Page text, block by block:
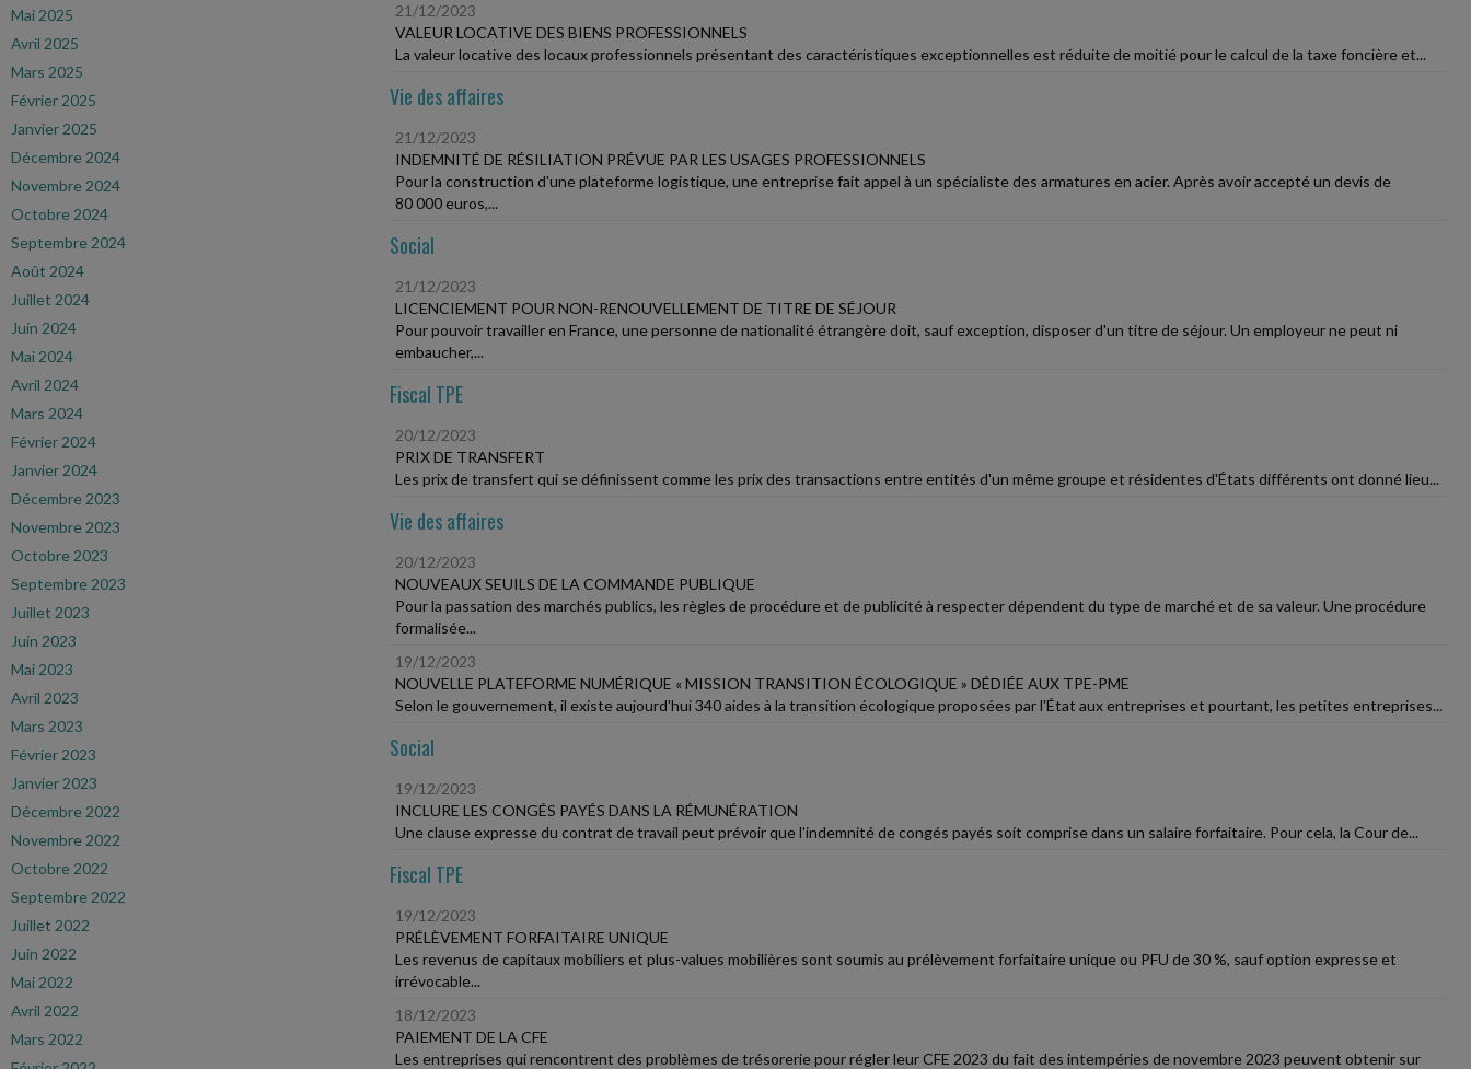
Mai 2025
Avril 2025
Mars 2025
Février 2025
Janvier 2025
Décembre 2024
Novembre 2024
Octobre 2024
Septembre 2024
Août 2024
Juillet 2024
Juin 2024
Mai 2024
Avril 2024
Mars 2024
Février 2024
Janvier 2024
Décembre 2023
Novembre 2023
Octobre 2023
Septembre 2023
Juillet 2023
Juin 2023
Mai 2023
Avril 2023
Mars 2023
Février 2023
Janvier 2023
Décembre 2022
Novembre 2022
Octobre 2022
Septembre 2022
Juillet 2022
Juin 2022
Mai 2022
Avril 2022
Mars 2022
21/12/2023
VALEUR LOCATIVE DES BIENS PROFESSIONNELS
La valeur locative des locaux professionnels présentant des caractéristiques exceptionnelles est réduite de moitié pour le calcul de la taxe foncière et...
Vie des affaires
21/12/2023
INDEMNITÉ DE RÉSILIATION PRÉVUE PAR LES USAGES PROFESSIONNELS
Pour la construction d'une plateforme logistique, une entreprise fait appel à un spécialiste des armatures en acier. Après avoir accepté un devis de
80 000 euros,...
Social
21/12/2023
LICENCIEMENT POUR NON-RENOUVELLEMENT DE TITRE DE SÉJOUR
Pour pouvoir travailler en France, une personne de nationalité étrangère doit, sauf exception, disposer d'un titre de séjour. Un employeur ne peut ni
embaucher,...
Fiscal TPE
20/12/2023
PRIX DE TRANSFERT
Les prix de transfert qui se définissent comme les prix des transactions entre entités d'un même groupe et résidentes d'États différents ont donné lieu...
Vie des affaires
20/12/2023
NOUVEAUX SEUILS DE LA COMMANDE PUBLIQUE
Pour la passation des marchés publics, les règles de procédure et de publicité à respecter dépendent du type de marché et de sa valeur. Une procédure
formalisée...
19/12/2023
NOUVELLE PLATEFORME NUMÉRIQUE « MISSION TRANSITION ÉCOLOGIQUE » DÉDIÉE AUX TPE-PME
Selon le gouvernement, il existe aujourd'hui 340 aides à la transition écologique proposées par l'État aux entreprises et pourtant, les petites entreprises...
Social
19/12/2023
INCLURE LES CONGÉS PAYÉS DANS LA RÉMUNÉRATION
Une clause expresse du contrat de travail peut prévoir que l'indemnité de congés payés soit comprise dans un salaire forfaitaire. Pour cela, la Cour de...
Fiscal TPE
19/12/2023
PRÉLÈVEMENT FORFAITAIRE UNIQUE
Les revenus de capitaux mobiliers et plus-values mobilières sont soumis au prélèvement forfaitaire unique ou PFU de 30 %, sauf option expresse et
irrévocable...
18/12/2023
PAIEMENT DE LA CFE
Les entreprises qui rencontrent des problèmes de trésorerie pour régler leur CFE 2023 du fait des intempéries de novembre 2023 peuvent obtenir sur